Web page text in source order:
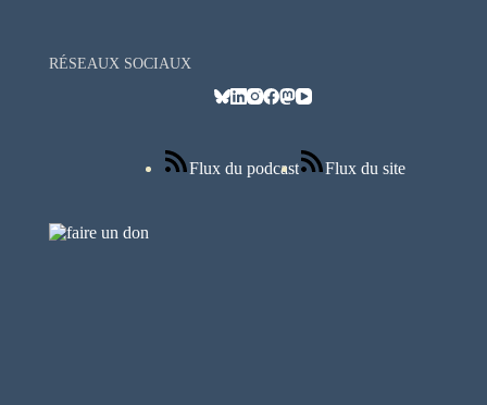
RÉSEAUX SOCIAUX
Flux du podcast Flux du site